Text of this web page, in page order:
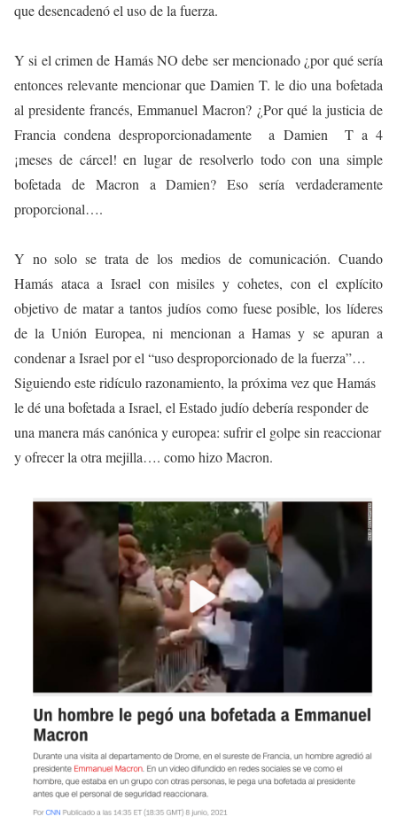
que desencadenó el uso de la fuerza.
Y si el crimen de Hamás NO debe ser mencionado ¿por qué sería
entonces relevante mencionar que Damien T. le dio una bofetada
al presidente francés, Emmanuel Macron? ¿Por qué la justicia de
Francia condena desproporcionadamente a Damien T a 4
¡meses de cárcel! en lugar de resolverlo todo con una simple
bofetada de Macron a Damien? Eso sería verdaderamente
proporcional….
Y no solo se trata de los medios de comunicación. Cuando
Hamás ataca a Israel con misiles y cohetes, con el explícito
objetivo de matar a tantos judíos como fuese posible, los líderes
de la Unión Europea, ni mencionan a Hamas y se apuran a
condenar a Israel por el “uso desproporcionado de la fuerza”…
Siguiendo este ridículo razonamiento, la próxima vez que Hamás
le dé una bofetada a Israel, el Estado judío debería responder de
una manera más canónica y europea: sufrir el golpe sin reaccionar
y ofrecer la otra mejilla…. como hizo Macron.